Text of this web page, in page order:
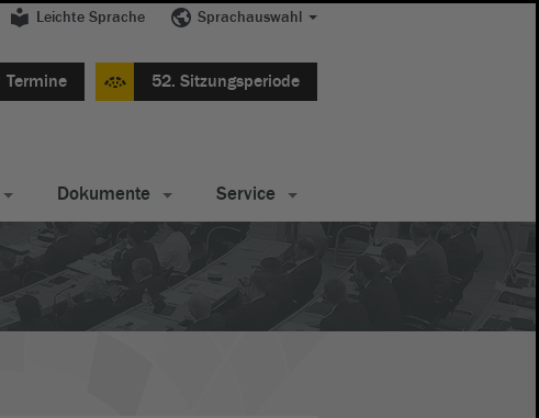
Leichte Sprache Sprachauswahl
Termine 52. Sitzungsperiode
Dokumente Service